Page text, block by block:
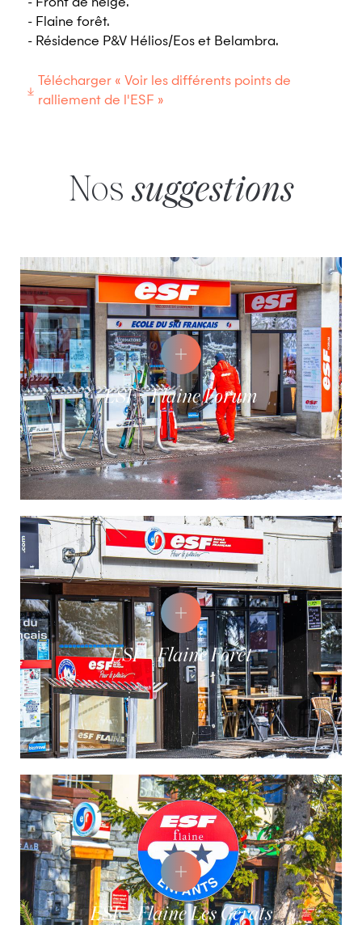
- Front de neige.
- Flaine forêt.
- Résidence P&V Hélios/Eos et Belambra.
Télécharger « Voir les différents points de
ralliement de l'ESF »
Nos suggestions
ESF - Flaine Forum
ESF - Flaine Forêt
ESF - Flaine Les Gérats